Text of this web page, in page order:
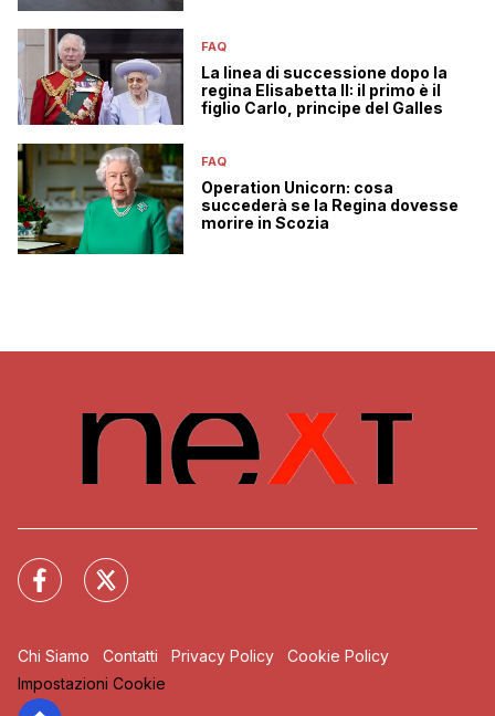
FAQ
La linea di successione dopo la
regina Elisabetta II: il primo è il
figlio Carlo, principe del Galles
FAQ
Operation Unicorn: cosa
succederà se la Regina dovesse
morire in Scozia
Chi Siamo Contatti Privacy Policy
Cookie Policy
Impostazioni Cookie